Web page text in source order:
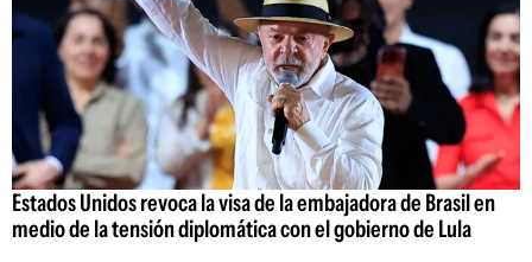
Estados Unidos revoca la visa de la embajadora de Brasil en
medio de la tensión diplomática con el gobierno de Lula